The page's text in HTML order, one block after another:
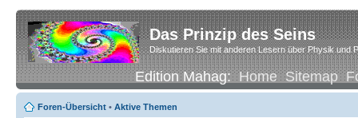
Das Prinzip des Seins
Diskutieren Sie mit anderen Lesern über Physik und
Edition Mahag:Home Sitemap
Foren-Übersicht • Aktive Themen